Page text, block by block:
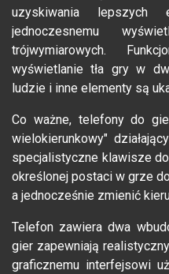
uzyskiwania lepszych
jednoczesnemu
trójwymiarowych.
wyświetlanie tła gry w
ludzie i inne elementy są
Co ważne, telefony do
wielokierunkowy"
specjalistyczne klawisze
określonej postaci w grze
a jednocześnie zmienić
Telefon zawiera dwa
gier zapewniają
graficznemu interfejsowi